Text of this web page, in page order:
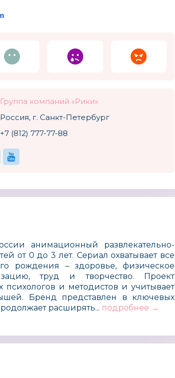
(ТАЙГЕР
Группа компаний «Рики»
Россия, г. Санкт-Петербург
+7 (812) 777-77-88
анимационный развлекательно-
от 0 до 3 лет. Сериал охватывает все
рождения – здоровье, физическое
труд и творчество. Проект
психологов и методистов и учитывает
Бренд представлен в ключевых
расширять... подробнее →